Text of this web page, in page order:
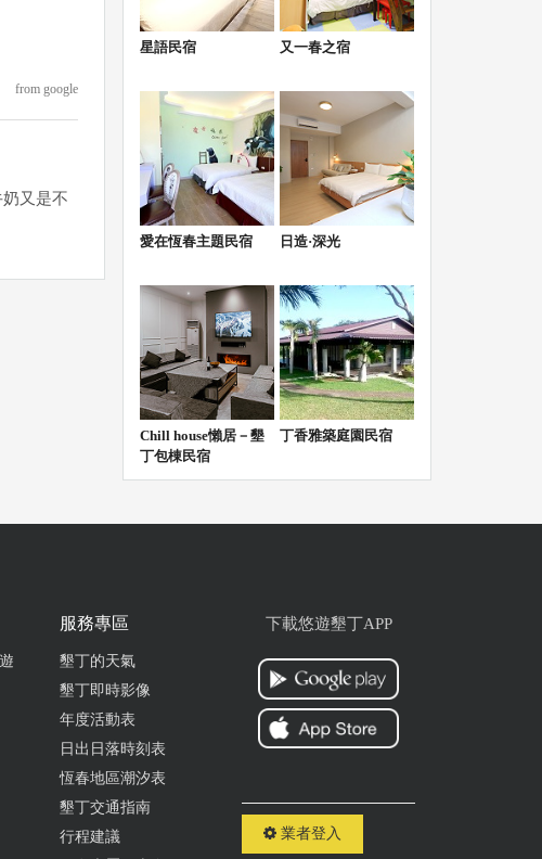
from google
又是不
from google
是我喜
次來恆
from google
星語民宿 又一春之宿
愛在恆春主題民宿 日造·深光
Chill house懶居－墾
丁包棟民宿
丁香雅築庭園民宿
服務專區
墾丁的天氣
墾丁即時影像
年度活動表
日出日落時刻表
恆春地區潮汐表
墾丁交通指南
行程建議
下載悠遊墾丁APP
業者登入